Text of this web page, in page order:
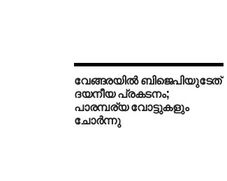
വേങ്ങരയില്‍ ബിജെപിയുടേത്
ദയനീയ പ്രകടനം;
പാരമ്പര്യ വോട്ടുകളും
ചോര്‍ന്നു